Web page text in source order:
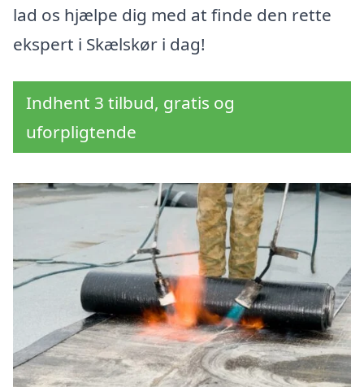
lad os hjælpe dig med at finde den rette
ekspert i Skælskør i dag!
Indhent 3 tilbud, gratis og
uforpligtende